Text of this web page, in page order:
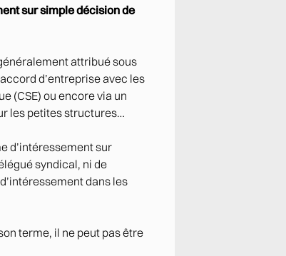
sur simple décision de
attribué sous
d’entreprise avec les
(CSE) ou encore via un
les petites structures…
d’intéressement sur
syndical, ni de
dans les
terme, il ne peut pas être